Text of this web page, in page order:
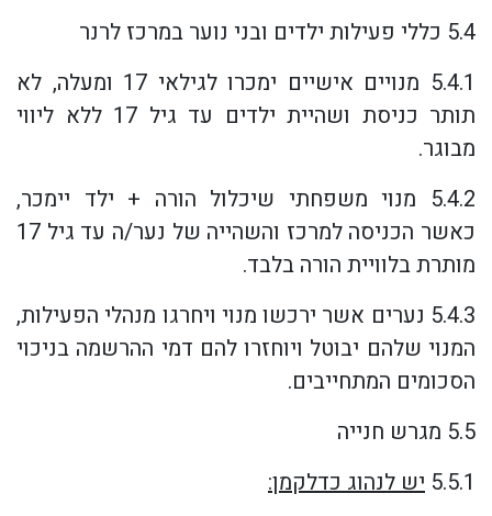
5.4 כללי פעילות ילדים ובני נוער במרכז לרנר
5.4.1 מנויים אישיים ימכרו לגילאי 17 ומעלה, לא
תותר כניסת ושהיית ילדים עד גיל 17 ללא ליווי
מבוגר.
5.4.2 מנוי משפחתי שיכלול הורה + ילד יימכר,
כאשר הכניסה למרכז והשהייה של נער/ה עד גיל 17
מותרת בלוויית הורה בלבד.
5.4.3 נערים אשר ירכשו מנוי ויחרגו מנהלי הפעילות,
המנוי שלהם יבוטל ויוחזרו להם דמי ההרשמה בניכוי
הסכומים המתחייבים.
5.5 מגרש חנייה
5.5.1 יש לנהוג כדלקמן: